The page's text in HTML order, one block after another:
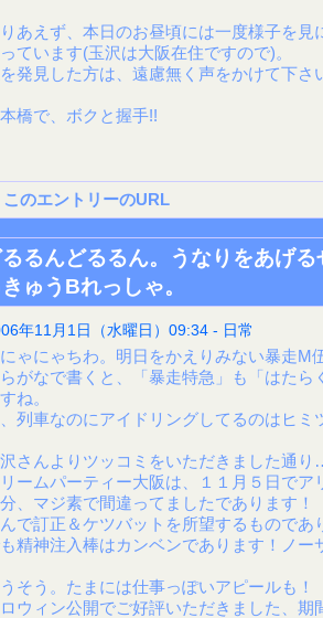
あえず、本日のお昼頃には一度様子を
ています(玉沢は大阪在住ですので)。
発見した方は、遠慮無く声をかけて下さ
橋で、ボクと握手!!
このエントリーのURL
るるんどるるん。うなりをあげ
ゅうBれっしゃ。
年11月1日（水曜日）09:34 - 日常
ゃにゃちわ。明日をかえりみない暴走M
がなで書くと、「暴走特急」も「はたら
ね。
列車なのにアイドリングしてるのはヒミ
さんよりツッコミをいただきました通
リームパーティー大阪は、１１月５日でア
、マジ素で間違ってましたであります！
で訂正＆ケツバットを所望するものであ
精神注入棒はカンベンであります！ノー
そう。たまには仕事っぽいアピールも！
ウィン公開でご好評いただきました、期